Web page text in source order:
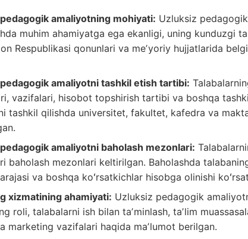
amaliyotning mohiyati: Uzluksiz
muhim ahamiyatga ega ekanligi, uning kunduzgi
Respublikasi qonunlari va meʼyoriy hujjatlarida
amaliyotni tashkil etish tartibi:
vazifalari, hisobot topshirish tartibi va boshqa
tashkil qilishda universitet, fakultet, kafedra va
amaliyotni baholash mezonlari:
baholash mezonlari keltirilgan. Baholashda
va boshqa koʻrsatkichlar hisobga olinishi
xizmatining ahamiyati: Uzluksiz pedagogik
roli, talabalarni ish bilan taʼminlash, taʼlim
marketing vazifalari haqida maʼlumot berilgan.